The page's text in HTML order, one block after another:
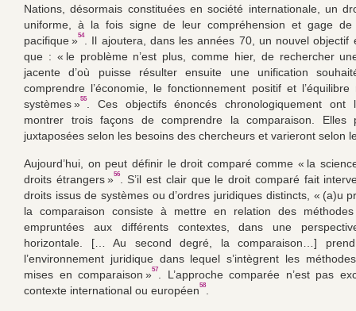
Nations, désormais constituées en société internationale, un
uniforme, à la fois signe de leur compréhension et gage de
pacifique »54. Il ajoutera, dans les années 70, un nouvel objectif
que : « le problème n’est plus, comme hier, de rechercher
jacente d’où puisse résulter ensuite une unification
comprendre l’économie, le fonctionnement positif et l’équilibre
systèmes »55. Ces objectifs énoncés chronologiquement ont
montrer trois façons de comprendre la comparaison. Elles
juxtaposées selon les besoins des chercheurs et varieront selon
Aujourd’hui, on peut définir le droit comparé comme « la
droits étrangers »56. S’il est clair que le droit comparé fait
droits issus de systèmes ou d’ordres juridiques distincts, « (a)u
la comparaison consiste à mettre en relation des
empruntées aux différents contextes, dans une
horizontale. [… Au second degré, la comparaison…]
l’environnement juridique dans lequel s’intègrent les
mises en comparaison »57
. L’approche comparée n’est pas
contexte international ou européen58.